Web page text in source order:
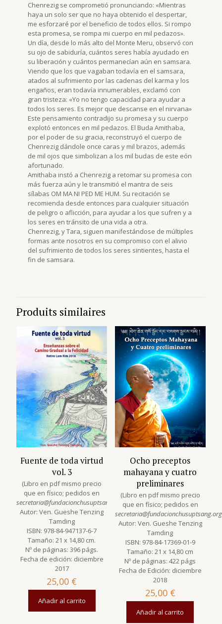
Chenrezig se comprometió pronunciando: «Mientras
haya un solo ser que no haya obtenido el despertar,
me esforzaré por el beneficio de todos ellos. Si rompo
esta promesa, se rompa mi cuerpo en mil pedazos».
Un día, desde lo más alto del Monte Meru, observó con
su ojo de sabiduría, cuántos seres había ayudado en
su liberación y cuántos permanecían aún en samsara.
Viendo que los que vagaban todavía en el samsara,
atados al sufrimiento por las cadenas del karma y los
engaños, eran todavía innumerables, exclamó con
gran tristeza: «Yo no tengo capacidad para ayudar a
todos los seres. Es mejor que descanse en el nirvana»
Este pensamiento contradijo su promesa y su cuerpo
explotó entonces en mil pedazos. El Buda Amithaba,
por el poder de su gracia, reconstruyó el cuerpo de
Chenrezig dándole once caras y mil brazos, además
de mil ojos que simbolizan a los mil budas de este eón
afortunado.
Amithaba instó a Chenrezig a retomar su promesa con
más fuerza aún y le transmitió el mantra de seis
sílabas OM MA NI PED ME HUM. Su recitación se
recomienda desde entonces para cualquier situación
de peligro o aflicción, para ayudar a los que sufren y a
los seres en tránsito de una vida a otra.
Chenrezig, y Tara, siguen manifestándose de múltiples
formas ante nosotros en su compromiso con el alivio
del sufrimiento de todos los seres sintientes, hasta el
fin de samsara.
Produits similaires
Fuente de toda virtud
vol. 3
(Libro en pdf mismo precio
que en físico; pedidos en
secretaria@fundacionchusuptsang.org)
Autor: Ven. Gueshe Tenzing
Tamding
ISBN: 978-84-947137-6-7
Tamaño: 21 x 14,80 cm.
Nº de páginas: 396 págs.
Fecha de edición: diciembre
2017
25,00 €
Añadir al carrito
Ocho preceptos
mahayana y cuatro
preliminares
(Libro en pdf mismo precio
que en físico; pedidos en
secretaria@fundacionchusuptsang.org
Autor: Ven. Gueshe Tenzing
Tamding
ISBN: 978-84-17369-01-9
Tamaño: 21 x 14,80 cm
Nº de páginas: 422 págs
Fecha de Edición: diciembre
2018
25,00 €
Añadir al carrito